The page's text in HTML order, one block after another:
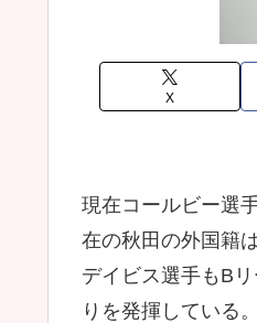
X
現在コールビー選
在の秋田の外国籍
デイビス選手もB
りを発揮している。